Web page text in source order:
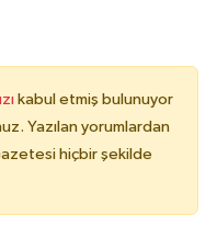
kabul etmiş bulunuyor
Yazılan yorumlardan
hiçbir şekilde